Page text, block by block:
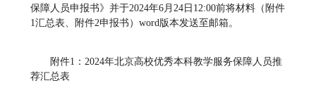
保障人员申报书》并于2024年6月24日12:00前将材料（附件
1汇总表、附件2申报书）word版本发送至邮箱。
附件1：2024年北京高校优秀本科教学服务保障人员推
荐汇总表